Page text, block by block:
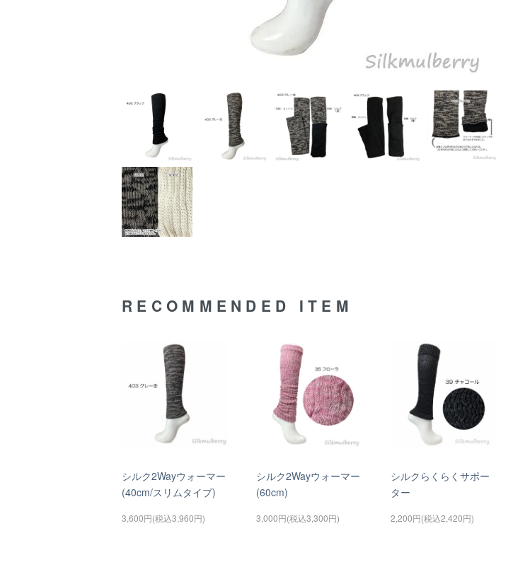
RECOMMENDED ITEM
シルク2Wayウォーマー
(40cm/スリムタイプ)
3,600円(税込3,960円)
シルク2Wayウォーマー
(60cm)
3,000円(税込3,300円)
シルクらくらくサポー
ター
2,200円(税込2,420円)